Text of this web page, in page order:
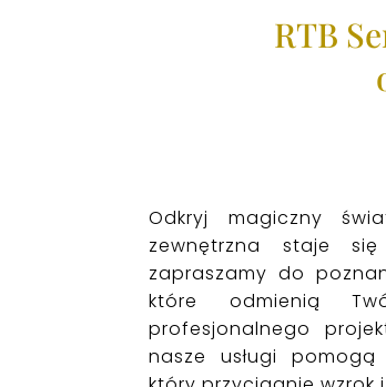
RTB
Odkryj magiczny
zewnętrzna staje
zapraszamy do
które odmienią
profesjonalnego
nasze usługi